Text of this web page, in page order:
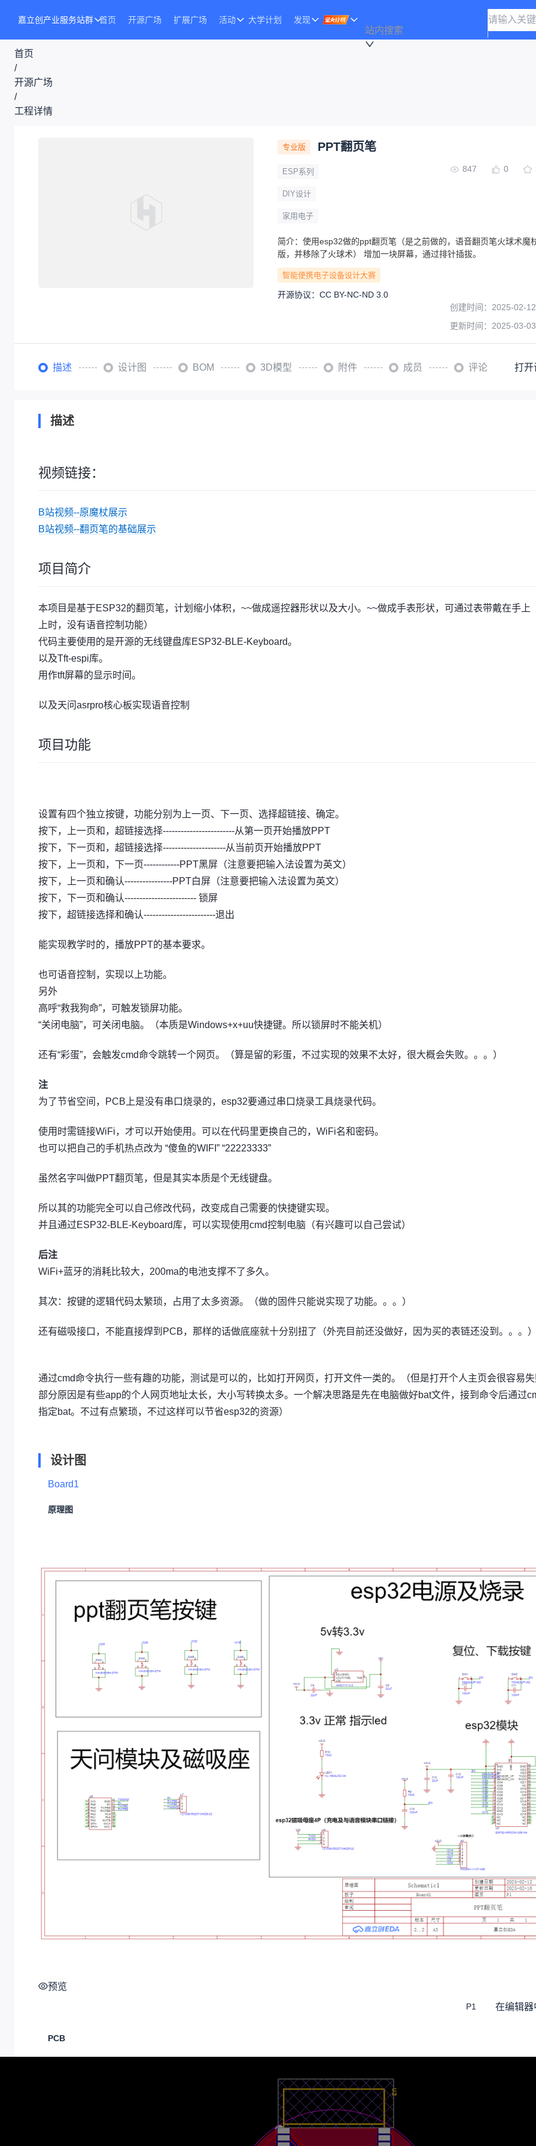
嘉立创产业服务站群 首页 开源广场 扩展广场 活动 大学计划 发现
站内搜索
首页
/
开源广场
/
工程详情
专业版 PPT翻页笔
ESP系列
DIY设计
家用电子
847 0
简介： 使用esp32做的ppt翻页笔（是之前做的，语音翻页笔火球术魔
版，并移除了火球术） 增加一块屏幕，通过排针插拔。
智能便携电子设备设计大赛
开源协议： CC BY-NC-ND 3.0
创建时间： 2025-02-
更新时间： 2025-03-
描述 设计图 BOM 3D模型 附件 成员 评论 打开
描述
视频链接：
B站视频--原魔杖展示
B站视频--翻页笔的基础展示
项目简介
本项目是基于ESP32的翻页笔，计划缩小体积，~~做成遥控器形状以及大小。~~做成手表形状，可通过表带戴在手上
上时，没有语音控制功能）
代码主要使用的是开源的无线键盘库ESP32-BLE-Keyboard。
以及Tft-espi库。
用作tft屏幕的显示时间。
以及天问asrpro核心板实现语音控制
项目功能
设置有四个独立按键，功能分别为上一页、下一页、选择超链接、确定。
按下，上一页和，超链接选择------------------------从第一页开始播放PPT
按下，下一页和，超链接选择---------------------从当前页开始播放PPT
按下，上一页和，下一页------------PPT黑屏（注意要把输入法设置为英文）
按下，上一页和确认----------------PPT白屏（注意要把输入法设置为英文）
按下，下一页和确认------------------------ 锁屏
按下，超链接选择和确认------------------------退出
能实现教学时的，播放PPT的基本要求。
也可语音控制，实现以上功能。
另外
高呼“救我狗命”，可触发锁屏功能。
“关闭电脑”，可关闭电脑。（本质是Windows+x+uu快捷键。所以锁屏时不能关机）
还有“彩蛋”，会触发cmd命令跳转一个网页。（算是留的彩蛋，不过实现的效果不太好，很大概会失败。。。）
注
为了节省空间，PCB上是没有串口烧录的，esp32要通过串口烧录工具烧录代码。
使用时需链接WiFi，才可以开始使用。可以在代码里更换自己的，WiFi名和密码。
也可以把自己的手机热点改为 “傻鱼的WIFI” “22223333”
虽然名字叫做PPT翻页笔，但是其实本质是个无线键盘。
所以其的功能完全可以自己修改代码，改变成自己需要的快捷键实现。
并且通过ESP32-BLE-Keyboard库，可以实现使用cmd控制电脑（有兴趣可以自己尝试）
后注
WiFi+蓝牙的消耗比较大，200ma的电池支撑不了多久。
其次：按键的逻辑代码太繁琐，占用了太多资源。（做的固件只能说实现了功能。。。）
还有磁吸接口，不能直接焊到PCB，那样的话做底座就十分别扭了（外壳目前还没做好，因为买的表链还没到。。。
通过cmd命令执行一些有趣的功能，测试是可以的，比如打开网页，打开文件一类的。（但是打开个人主页会很容易
部分原因是有些app的个人网页地址太长，大小写转换太多。一个解决思路是先在电脑做好bat文件，接到命令后通过
指定bat。不过有点繁琐，不过这样可以节省esp32的资源）
设计图
Board1
原理图
预览
P1 在编辑器
PCB